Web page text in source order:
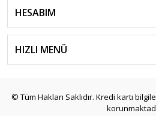
HESABIM
HIZLI MENÜ
© Tüm Hakları Saklıdır. Kredi kartı